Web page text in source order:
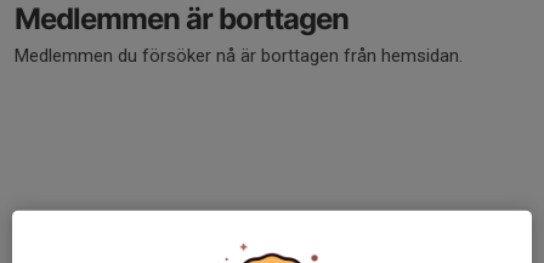
Medlemmen är borttagen
Medlemmen du försöker nå är borttagen från hemsidan.